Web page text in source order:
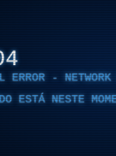
- NETWORK
ESTÁ NESTE